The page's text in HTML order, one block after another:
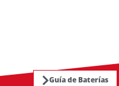
Guía de Baterías